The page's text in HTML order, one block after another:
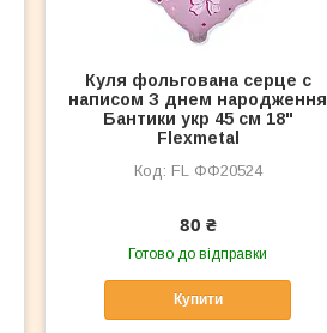
Куля фольгована серце с
написом З днем народження
Бантики укр 45 см 18"
Flexmetal
FL ФФ20524
80 ₴
Готово до відправки
Купити